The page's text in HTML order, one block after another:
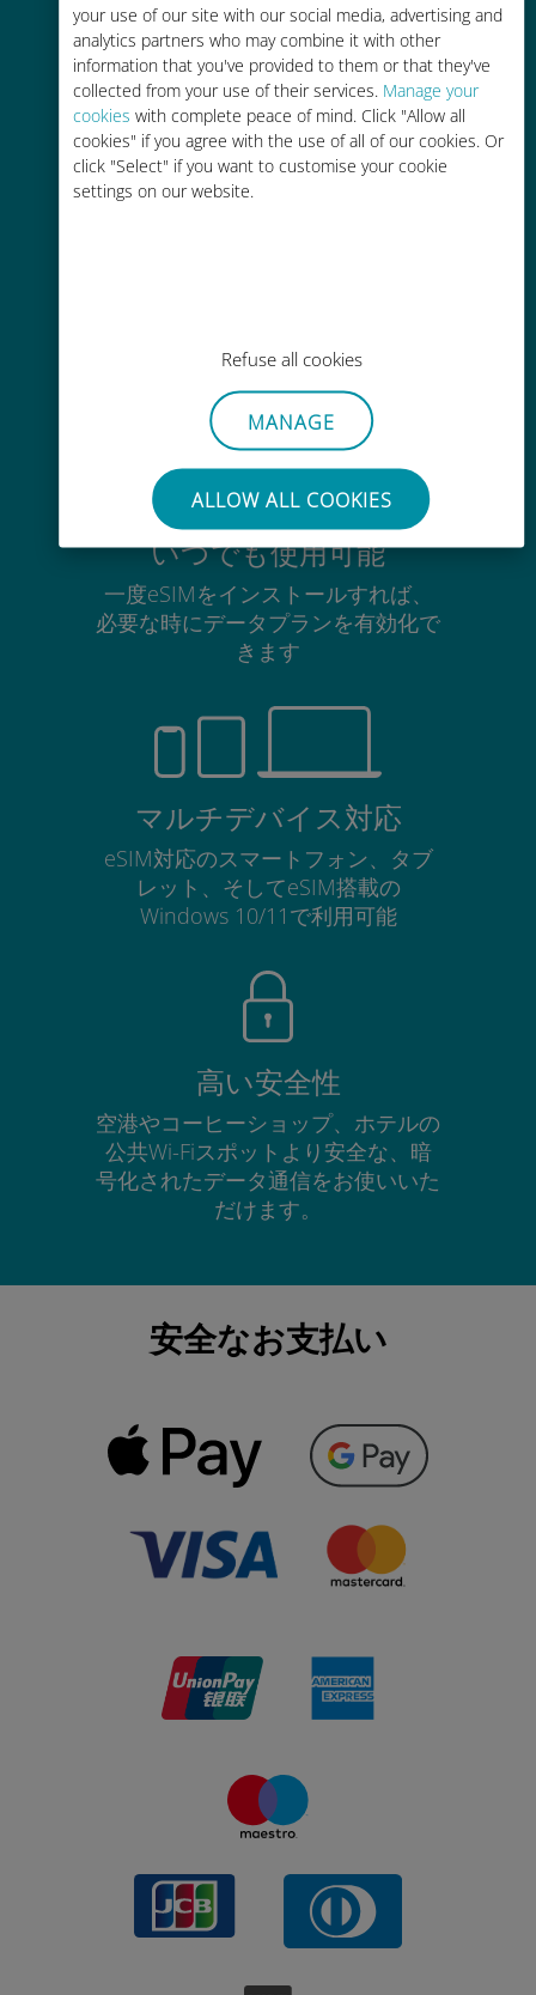
your use of our site with our social media, advertising and
analytics partners who may combine it with other
information that you've provided to them or that they've
collected from your use of their services. Manage your
cookies with complete peace of mind. Click "Allow all
cookies" if you agree with the use of all of our cookies. Or
click "Select" if you want to customise your cookie
settings on our website.
Refuse all cookies
MANAGE
ALLOW ALL COOKIES
かんたん追加購入
Wi-Fiやデータ残量がなくても、
Ubigiアプリでデータの追加購入が
可能
使用中のSIMカードを抜き差しする
必要はありません
いつでも使用可能
一度eSIMをインストールすれば、
必要な時にデータプランを有効化で
きます
マルチデバイス対応
eSIM対応のスマートフォン、タブ
レット、そしてeSIM搭載の
Windows 10/11で利用可能
高い安全性
空港やコーヒーショップ、ホテルの
公共Wi-Fiスポットより安全な、暗
号化されたデータ通信をお使いいた
だけます。
安全なお支払い